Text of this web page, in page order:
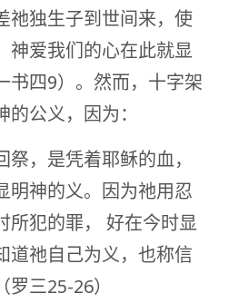
祂独生子到世间来，使
神爱我们的心在此就显
书四9）。然而，十字架
公义，因为：
，是凭着耶稣的血，
明神的义。因为祂用忍
所犯的罪， 好在今时显
道祂自己为义，也称信
三25-26）